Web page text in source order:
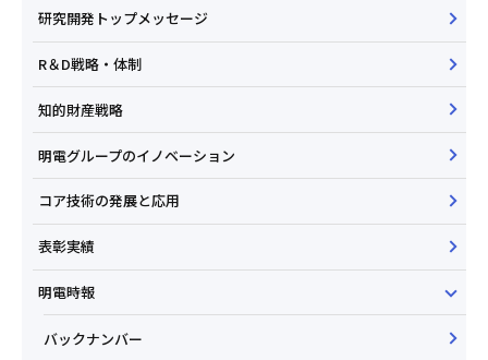
研究開発トップメッセージ
R＆D戦略・体制
知的財産戦略
明電グループのイノベーション
コア技術の発展と応用
表彰実績
明電時報
バックナンバー